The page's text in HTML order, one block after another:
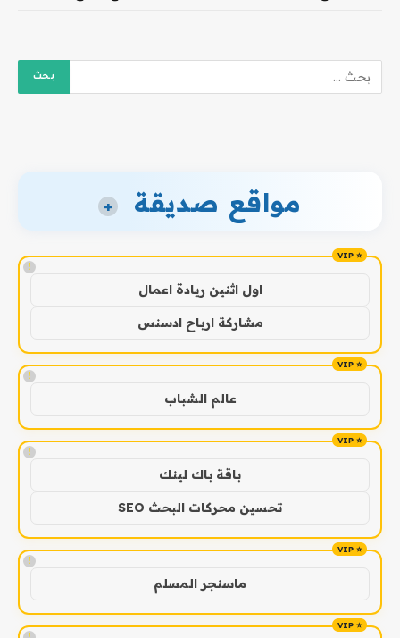
مواقع صديقة +
!
اول اثنين ريادة اعمال
مشاركة ارباح ادسنس
!
عالم الشباب
!
باقة باك لينك
تحسين محركات البحث SEO
!
ماسنجر المسلم